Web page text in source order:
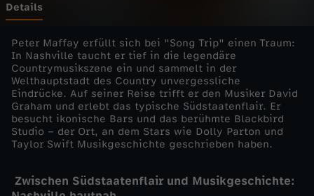
t
s
c
h
e
P
Details
Peter Maffay erfüllt sich bei "Song Trip" einen Traum:
In Nashville taucht er tief in die legendäre
Countrymusikszene ein und sammelt in der
Welthauptstadt des Country unvergessliche
Eindrücke. Auf seiner Reise trifft er den Musiker David
Graham und erlebt das typische Südstaatenflair. Er
besucht ikonische Bars und das berühmte Blackbird
Studio – der Ort, an dem Stars wie Dolly Parton und
Taylor Swift Musikgeschichte geschrieben haben.
Zwischen Südstaatenflair und Musikgeschichte: